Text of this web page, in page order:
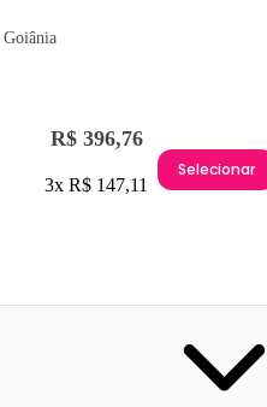
R$ 396,76
3x R$ 147,11
Selecionar